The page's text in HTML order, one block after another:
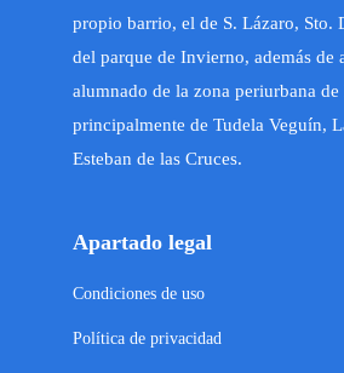
propio barrio, el de S. Lázaro, Sto.
del parque de Invierno, además de
alumnado de la zona periurbana de
principalmente de Tudela Veguín,
Esteban de las Cruces.
Apartado legal
Condiciones de uso
Política de privacidad